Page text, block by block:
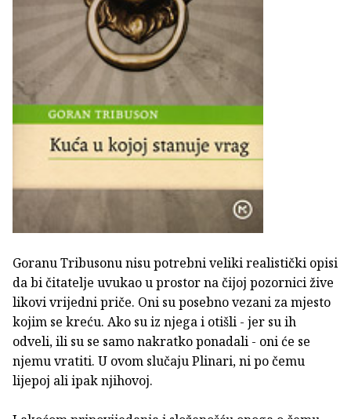
Goranu Tribusonu nisu potrebni veliki realistički opisi
da bi čitatelje uvukao u prostor na čijoj pozornici žive
likovi vrijedni priče. Oni su posebno vezani za mjesto
kojim se kreću. Ako su iz njega i otišli - jer su ih
odveli, ili su se samo nakratko ponadali - oni će se
njemu vratiti. U ovom slučaju Plinari, ni po čemu
lijepoj ali ipak njihovoj.